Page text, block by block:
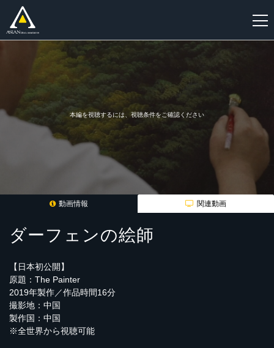
本編を視聴するには、視聴条件をご確認ください
動画情報 関連動画
ダーフェンの絵師
【日本初公開】
原題：The Painter
2019年製作／作品時間16分
撮影地：中国
製作国：中国
※全世界から視聴可能